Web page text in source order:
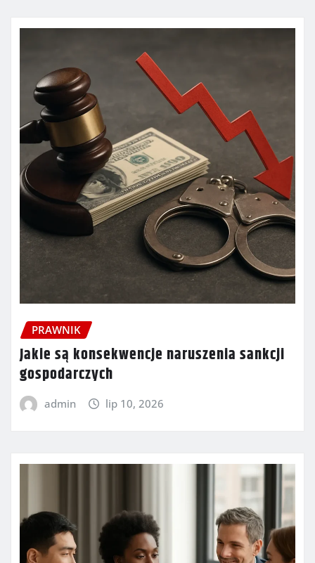
PRAWNIK
Jakie są konsekwencje naruszenia sankcji
gospodarczych
admin lip 10, 2026